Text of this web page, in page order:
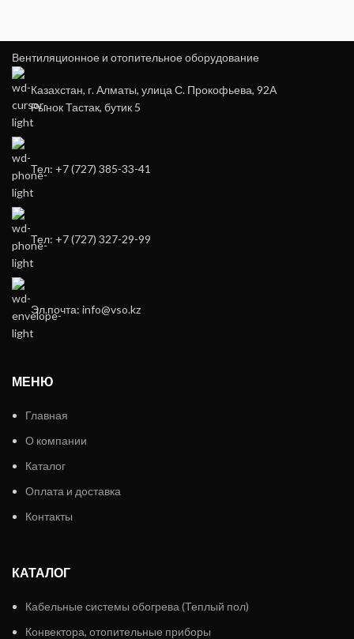
Вентиляционное и отопительное оборудование
Казахстан, г. Алматы, улица С. Прокофьева, 92А
Рынок Тастак, бутик 5
Тел: +7 (727) 385-33-41
Тел: +7 (727) 327-29-99
Эл.почта: info@vso.kz
МЕНЮ
Главная
О компании
Каталог
Оплата и доставка
Контакты
КАТАЛОГ
Кабельные системы обогрева (Теплый пол)
Конвектора, отопительные приборы